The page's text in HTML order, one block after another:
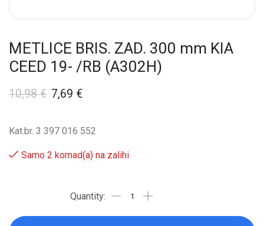
METLICE BRIS. ZAD. 300 mm KIA
CEED 19- /RB (A302H)
10,98€ 7,69 €
Kat.br. 3 397 016 552
Samo 2 komad(a) na zalihi